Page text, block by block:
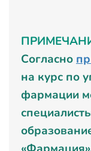
Согласно
на курс по
фармации